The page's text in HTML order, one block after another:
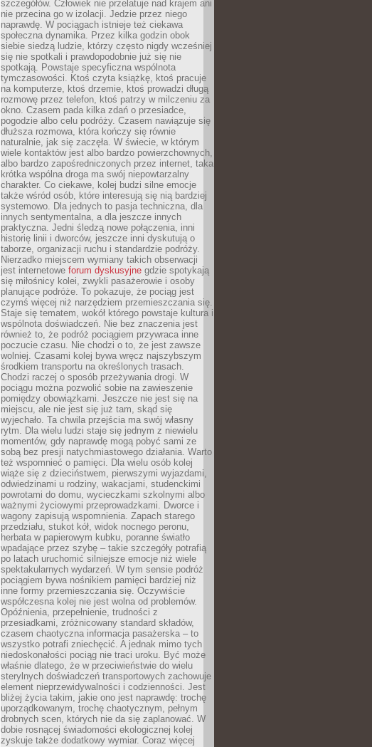
szczegółów. Człowiek nie przelatuje nad krajem ani
nie przecina go w izolacji. Jedzie przez niego
naprawdę. W pociągach istnieje też ciekawa
społeczna dynamika. Przez kilka godzin obok
siebie siedzą ludzie, którzy często nigdy wcześniej
się nie spotkali i prawdopodobnie już się nie
spotkają. Powstaje specyficzna wspólnota
tymczasowości. Ktoś czyta książkę, ktoś pracuje
na komputerze, ktoś drzemie, ktoś prowadzi długą
rozmowę przez telefon, ktoś patrzy w milczeniu za
okno. Czasem pada kilka zdań o przesiadce,
pogodzie albo celu podróży. Czasem nawiązuje się
dłuższa rozmowa, która kończy się równie
naturalnie, jak się zaczęła. W świecie, w którym
wiele kontaktów jest albo bardzo powierzchownych,
albo bardzo zapośredniczonych przez internet, taka
krótka wspólna droga ma swój niepowtarzalny
charakter. Co ciekawe, kolej budzi silne emocje
także wśród osób, które interesują się nią bardziej
systemowo. Dla jednych to pasja techniczna, dla
innych sentymentalna, a dla jeszcze innych
praktyczna. Jedni śledzą nowe połączenia, inni
historię linii i dworców, jeszcze inni dyskutują o
taborze, organizacji ruchu i standardzie podróży.
Nierzadko miejscem wymiany takich obserwacji
jest internetowe forum dyskusyjne gdzie spotykają
się miłośnicy kolei, zwykli pasażerowie i osoby
planujące podróże. To pokazuje, że pociąg jest
czymś więcej niż narzędziem przemieszczania się.
Staje się tematem, wokół którego powstaje kultura i
wspólnota doświadczeń. Nie bez znaczenia jest
również to, że podróż pociągiem przywraca inne
poczucie czasu. Nie chodzi o to, że jest zawsze
wolniej. Czasami kolej bywa wręcz najszybszym
środkiem transportu na określonych trasach.
Chodzi raczej o sposób przeżywania drogi. W
pociągu można pozwolić sobie na zawieszenie
pomiędzy obowiązkami. Jeszcze nie jest się na
miejscu, ale nie jest się już tam, skąd się
wyjechało. Ta chwila przejścia ma swój własny
rytm. Dla wielu ludzi staje się jednym z niewielu
momentów, gdy naprawdę mogą pobyć sami ze
sobą bez presji natychmiastowego działania. Warto
też wspomnieć o pamięci. Dla wielu osób kolej
wiąże się z dzieciństwem, pierwszymi wyjazdami,
odwiedzinami u rodziny, wakacjami, studenckimi
powrotami do domu, wycieczkami szkolnymi albo
ważnymi życiowymi przeprowadzkami. Dworce i
wagony zapisują wspomnienia. Zapach starego
przedziału, stukot kół, widok nocnego peronu,
herbata w papierowym kubku, poranne światło
wpadające przez szybę – takie szczegóły potrafią
po latach uruchomić silniejsze emocje niż wiele
spektakularnych wydarzeń. W tym sensie podróż
pociągiem bywa nośnikiem pamięci bardziej niż
inne formy przemieszczania się. Oczywiście
współczesna kolej nie jest wolna od problemów.
Opóźnienia, przepełnienie, trudności z
przesiadkami, zróżnicowany standard składów,
czasem chaotyczna informacja pasażerska – to
wszystko potrafi zniechęcić. A jednak mimo tych
niedoskonałości pociąg nie traci uroku. Być może
właśnie dlatego, że w przeciwieństwie do wielu
sterylnych doświadczeń transportowych zachowuje
element nieprzewidywalności i codzienności. Jest
bliżej życia takim, jakie ono jest naprawdę: trochę
uporządkowanym, trochę chaotycznym, pełnym
drobnych scen, których nie da się zaplanować. W
dobie rosnącej świadomości ekologicznej kolej
zyskuje także dodatkowy wymiar. Coraz więcej